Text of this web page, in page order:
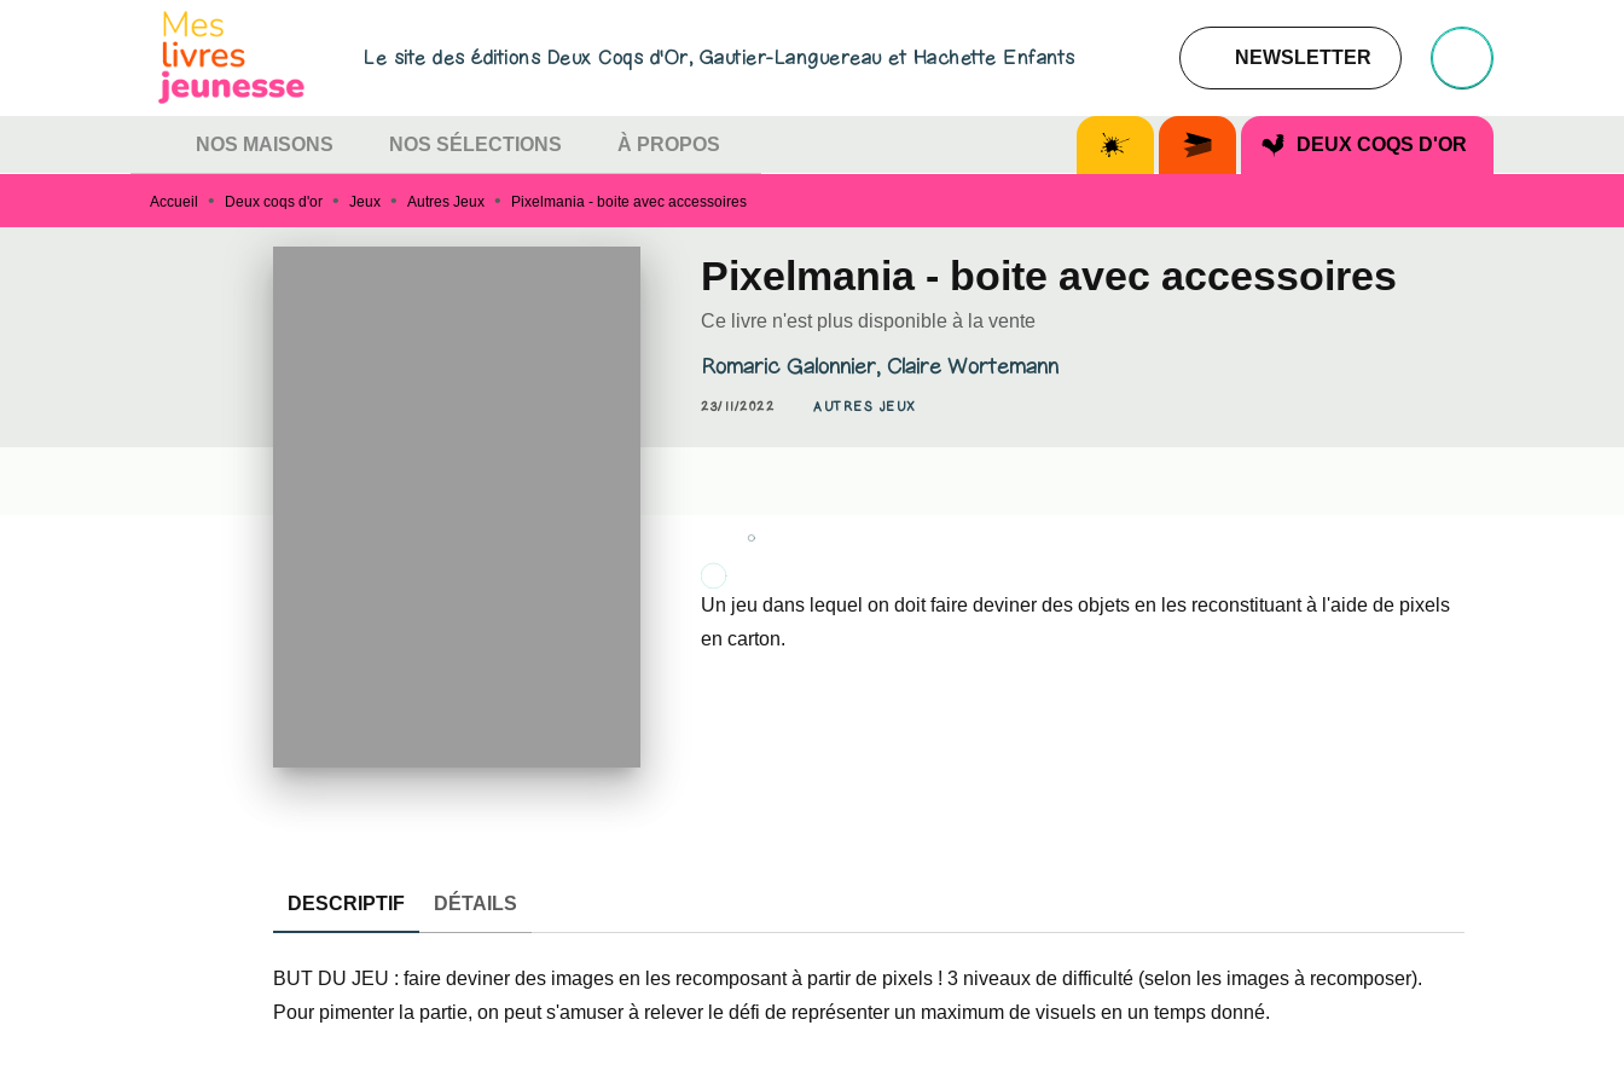
MENU
Le site des éditions Deux Coqs d'Or, Gautier-Languereau et Hachette Enfants NEWSLETTER
NOS MAISONS NOS SÉLECTIONS À PROPOS DEUX COQS D'OR
Accueil • Deux coqs d'or • Jeux • Autres Jeux • Pixelmania - boite avec accessoires
Pixelmania - boite avec accessoires
Ce livre n'est plus disponible à la vente
Romaric Galonnier,Claire Wortemann
23/11/2022 AUTRES JEUX
Un jeu dans lequel on doit faire deviner des objets en les reconstituant à l'aide de pixels
en carton.
DESCRIPTIF DÉTAILS
BUT DU JEU : faire deviner des images en les recomposant à partir de pixels ! 3 niveaux de difficulté (selon les images à recomposer).
Pour pimenter la partie, on peut s'amuser à relever le défi de représenter un maximum de visuels en un temps donné.